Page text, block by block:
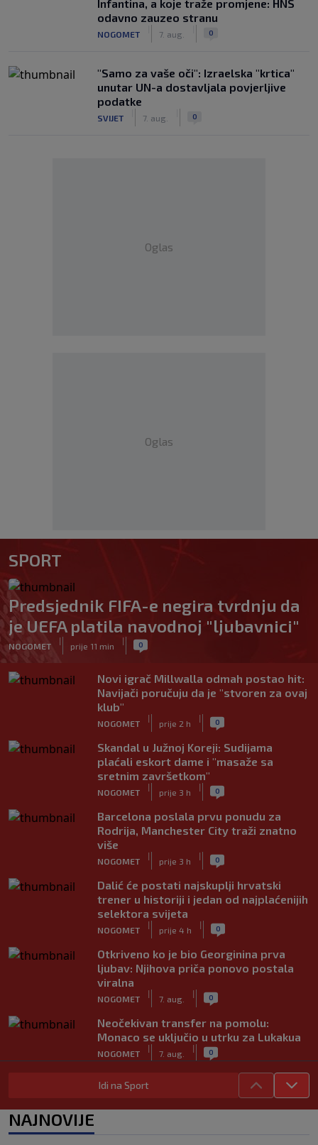
Infantina, a koje traže promjene: HNS
odavno zauzeo stranu
NOGOMET 7. aug. 0
"Samo za vaše oči": Izraelska "krtica"
unutar UN-a dostavljala povjerljive
podatke
SVIJET 7. aug. 0
Oglas
Oglas
SPORT
Predsjednik FIFA-e negira tvrdnju da
je UEFA platila navodnoj "ljubavnici"
NOGOMET
|
prije 11 min
| 0
Novi igrač Millwalla odmah postao hit:
Navijači poručuju da je "stvoren za ovaj
klub"
NOGOMET
|
prije 2 h
| 0
Skandal u Južnoj Koreji: Sudijama
plaćali eskort dame i "masaže sa
sretnim završetkom"
NOGOMET
|
prije 3 h
| 0
Barcelona poslala prvu ponudu za
Rodrija, Manchester City traži znatno
više
NOGOMET
|
prije 3 h
| 0
Dalić će postati najskuplji hrvatski
trener u historiji i jedan od najplaćenijih
selektora svijeta
NOGOMET
|
prije 4 h
| 0
Otkriveno ko je bio Georginina prva
ljubav: Njihova priča ponovo postala
viralna
NOGOMET
|
7. aug.
| 0
Neočekivan transfer na pomolu:
Monaco se uključio u utrku za Lukakua
NOGOMET
|
7. aug.
| 0
Počela nova sezona: Željezničar na
Grbavici savladao BSK
NOGOMET 7. aug.
Idi na Sport
NAJNOVIJE